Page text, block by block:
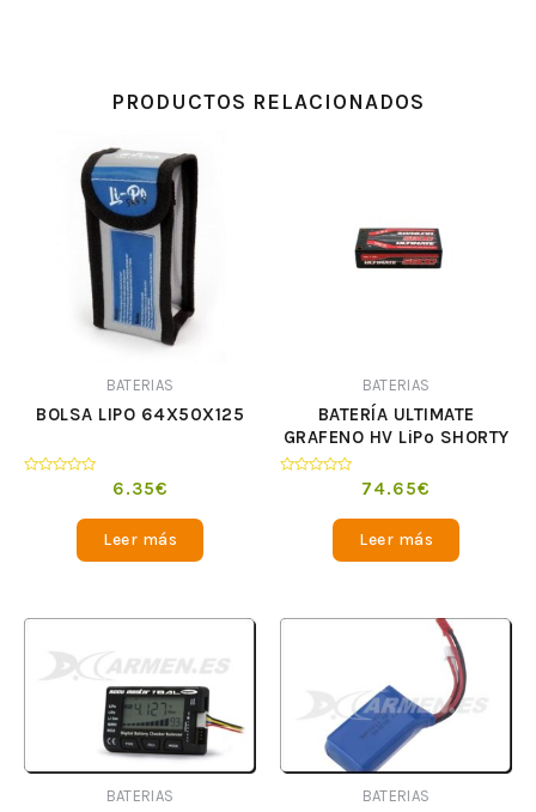
PRODUCTOS RELACIONADOS
BATERIAS
BOLSA LIPO 64X50X125
6.35€
Leer más
BATERIAS
BATERÍA ULTIMATE
GRAFENO HV LiPo SHORTY
7.6v. 5800mAh 120C
CONEXION 5mm
74.65€
Leer más
BATERIAS BATERIAS